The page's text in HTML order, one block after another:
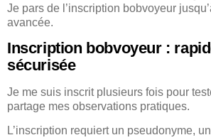
Je pars de l’inscription bobvoyeur
avancée.
Inscription bobvoyeur :
sécurisée
Je me suis inscrit plusieurs fois pour
partage mes observations pratiques.
L’inscription requiert un pseudonyme,